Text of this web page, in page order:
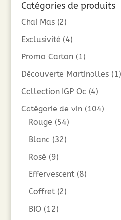
Catégories de produits
Chai Mas (2)
Exclusivité (4)
Promo Carton (1)
Découverte Martinolles (1)
Collection IGP Oc (4)
Catégorie de vin (104)
Rouge (54)
Blanc (32)
Rosé (9)
Effervescent (8)
Coffret (2)
BIO (12)